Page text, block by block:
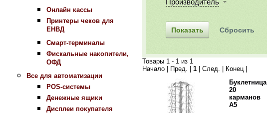
Онлайн кассы
Принтеры чеков для
ЕНВД
Смарт-терминалы
Фискальные накопители,
ОФД
Все для автоматизации
POS-системы
Денежные ящики
Дисплеи покупателя
Товары 1 - 1 из 1
Начало | Пред. | 1 | След. | Конец |
Буклетница
20
карманов
А5